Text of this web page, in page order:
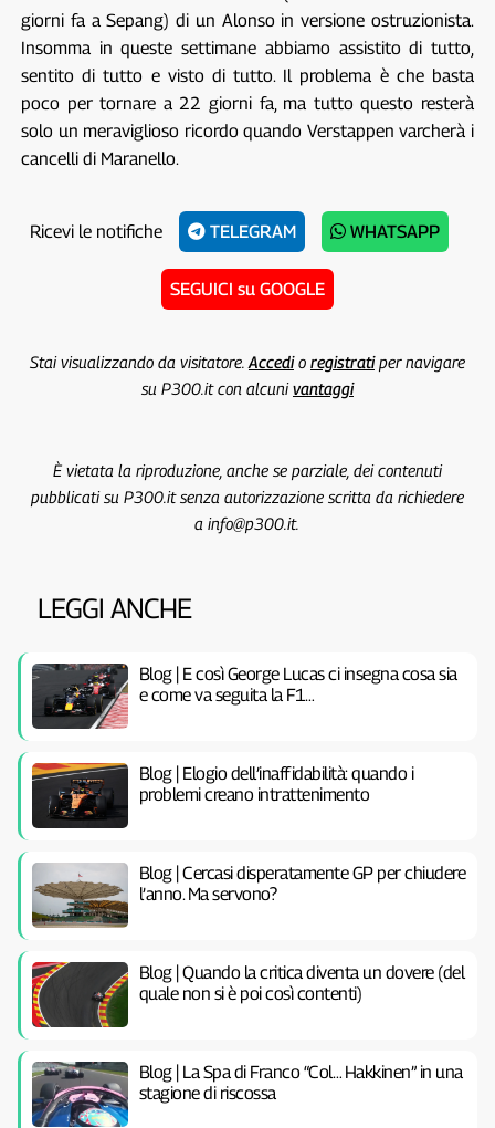
giorni fa a Sepang) di un Alonso in versione ostruzionista.
Insomma in queste settimane abbiamo assistito di tutto,
sentito di tutto e visto di tutto. Il problema è che basta
poco per tornare a 22 giorni fa, ma tutto questo resterà
solo un meraviglioso ricordo quando Verstappen varcherà i
cancelli di Maranello.
Ricevi le notifiche TELEGRAM WHATSAPP
SEGUICI su GOOGLE
Stai visualizzando da visitatore. Accedio registratiper navigare
su P300.it con alcunivantaggi
È vietata la riproduzione, anche se parziale, dei contenuti
pubblicati su P300.it senza autorizzazione scritta da richiedere
a info@p300.it.
LEGGI ANCHE
Blog | E così George Lucas ci insegna cosa sia
e come va seguita la F1…
Blog | Elogio dell’inaffidabilità: quando i
problemi creano intrattenimento
Blog | Cercasi disperatamente GP per chiudere
l’anno. Ma servono?
Blog | Quando la critica diventa un dovere (del
quale non si è poi così contenti)
Blog | La Spa di Franco “Col… Hakkinen” in una
stagione di riscossa